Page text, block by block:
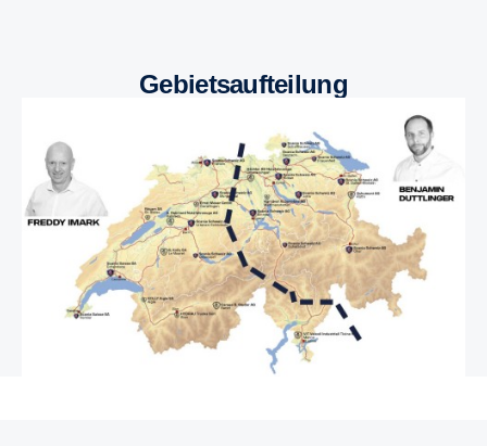
Gebietsaufteilung